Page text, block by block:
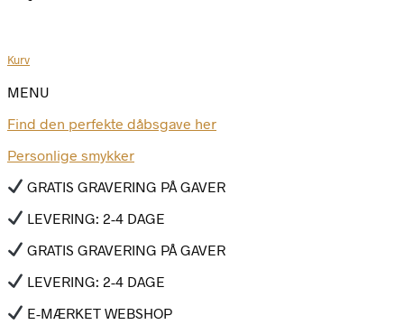
Kurv
MENU
Find den perfekte dåbsgave her
Personlige smykker
GRATIS GRAVERING PÅ GAVER
LEVERING: 2-4 DAGE
GRATIS GRAVERING PÅ GAVER
LEVERING: 2-4 DAGE
E-MÆRKET WEBSHOP